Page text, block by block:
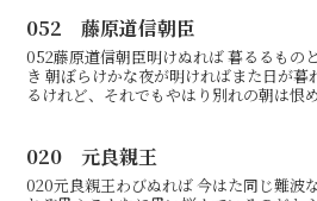
052 藤原道信朝臣
052藤原道信朝臣明けぬれば 暮るるもの
き 朝ぼらけかな夜が明ければまた日が
るけれど、それでもやはり別れの朝は恨
020 元良親王
020元良親王わびぬれば 今はた同じ難波